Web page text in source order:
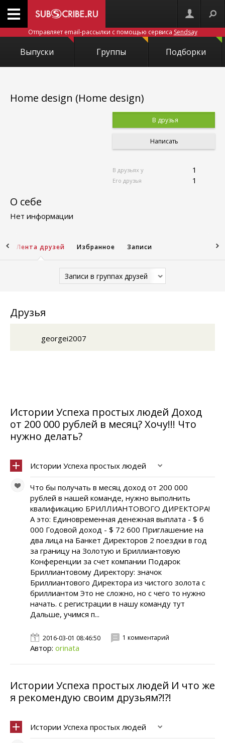
Отправляет email-рассылки с помощью сервиса Sendsay
Выпуски Группы Подборки
Home design (Home design)
В друзья
Написать
В друзьях у 1
Его друзья 1
О себе
Нет информации
Лента друзей Избранное Записи
Записи в группах друзей
Друзья
georgei2007
Истории Успеха простых людей Доход
от 200 000 рублей в месяц? Хочу!!! Что
нужно делать?
Истории Успеха простых людей
Что бы получать в месяц доход от 200 000
рублей в нашей команде, нужно выполнить
квалификацию БРИЛЛИАНТОВОГО ДИРЕКТОРА!
А это: Единовременная денежная выплата - $ 6
000 Годовой доход - $ 72 600 Приглашение на
два лица на Банкет Директоров 2 поездки в год
за границу на Золотую и Бриллиантовую
Конференции за счет компании Подарок
Бриллиантовому Директору: значок
Бриллиантового Директора из чистого золота с
бриллиантом Это не сложно, но с чего то нужно
начать. с регистрации в нашу команду тут
Дальше, учимся п...
2016-03-01 08:46:50 1 комментарий
Автор: orinata
Истории Успеха простых людей И что же
я рекомендую своим друзьям?!?!
Истории Успеха простых людей